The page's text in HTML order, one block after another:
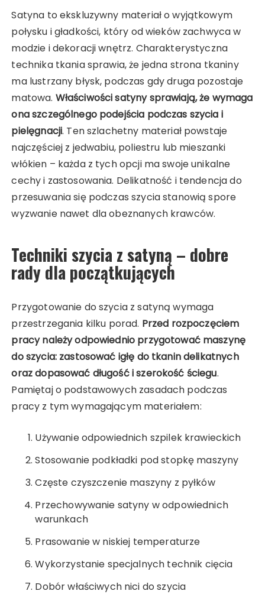
Satyna to ekskluzywny materiał o wyjątkowym
połysku i gładkości, który od wieków zachwyca w
modzie i dekoracji wnętrz. Charakterystyczna
technika tkania sprawia, że jedna strona tkaniny
ma lustrzany błysk, podczas gdy druga pozostaje
matowa. Właściwości satyny sprawiają, że wymaga
ona szczególnego podejścia podczas szycia i
pielęgnacji. Ten szlachetny materiał powstaje
najczęściej z jedwabiu, poliestru lub mieszanki
włókien – każda z tych opcji ma swoje unikalne
cechy i zastosowania. Delikatność i tendencja do
przesuwania się podczas szycia stanowią spore
wyzwanie nawet dla obeznanych krawców.
Techniki szycia z satyną – dobre
rady dla początkujących
Przygotowanie do szycia z satyną wymaga
przestrzegania kilku porad. Przed rozpoczęciem
pracy należy odpowiednio przygotować maszynę
do szycia: zastosować igłę do tkanin delikatnych
oraz dopasować długość i szerokość ściegu.
Pamiętaj o podstawowych zasadach podczas
pracy z tym wymagającym materiałem:
Używanie odpowiednich szpilek krawieckich
Stosowanie podkładki pod stopkę maszyny
Częste czyszczenie maszyny z pyłków
Przechowywanie satyny w odpowiednich
warunkach
Prasowanie w niskiej temperaturze
Wykorzystanie specjalnych technik cięcia
Dobór właściwych nici do szycia